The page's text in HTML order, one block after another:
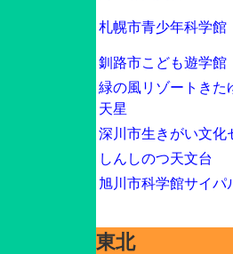
札幌市青少年科学館
釧路市こども遊学館
緑の風リゾートきた
天星
深川市生きがい文化
しんしのつ天文台
旭川市科学館サイパ
東北